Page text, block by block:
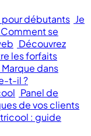
pour débutants Je
Comment se
Découvrez
les forfaits
dans
t-il ?
Panel de
de vos clients
: guide